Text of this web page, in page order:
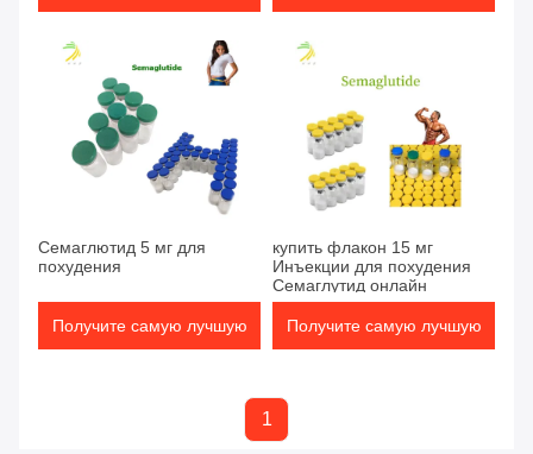
Семаглютид 5 мг для
похудения
Получите самую лучшую
купить флакон 15 мг
Инъекции для похудения
Семаглутид онлайн
Получите самую лучшую
1